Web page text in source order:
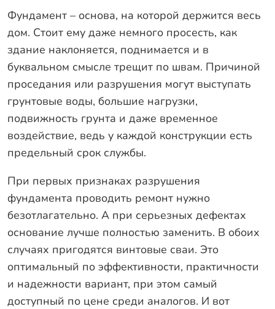
Фундамент – основа, на которой держится весь
дом. Стоит ему даже немного просесть, как
здание наклоняется, поднимается и в
буквальном смысле трещит по швам. Причиной
проседания или разрушения могут выступать
грунтовые воды, большие нагрузки,
подвижность грунта и даже временное
воздействие, ведь у каждой конструкции есть
предельный срок службы.
При первых признаках разрушения
фундамента проводить ремонт нужно
безотлагательно. А при серьезных дефектах
основание лучше полностью заменить. В обоих
случаях пригодятся винтовые сваи. Это
оптимальный по эффективности, практичности
и надежности вариант, при этом самый
доступный по цене среди аналогов. И вот